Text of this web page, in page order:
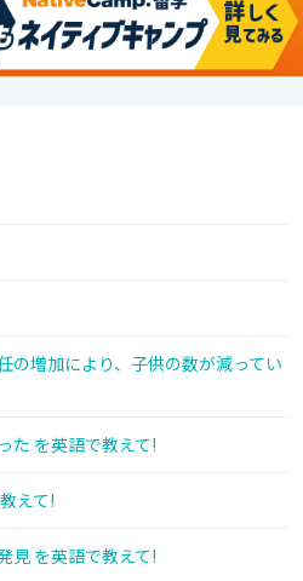
の増加により、子供の数が減ってい
た を英語で教えて!
えて!
見 を英語で教えて!